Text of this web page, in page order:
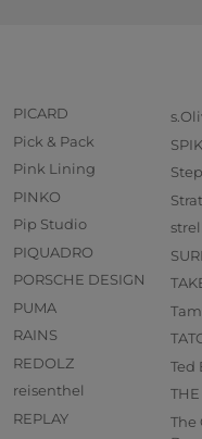
PICARD
Pick & Pack
Pink Lining
PINKO
Pip Studio
PIQUADRO
PORSCHE DESIGN
PUMA
RAINS
REDOLZ
reisenthel
REPLAY
Ted
The